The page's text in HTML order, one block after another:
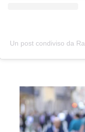
Un post condiviso da